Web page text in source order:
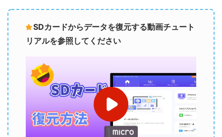
SDカードからデータを復元する動画チュート
リアルを参照してください